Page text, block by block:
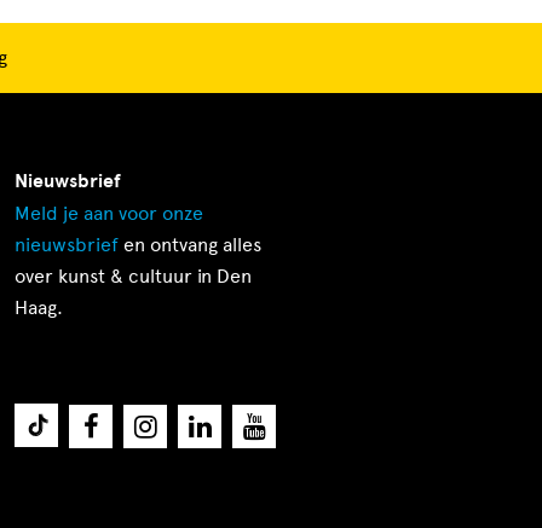
Nieuwsbrief
Meld je aan voor onze
nieuwsbrief en ontvang alles
over kunst & cultuur in Den
Haag.